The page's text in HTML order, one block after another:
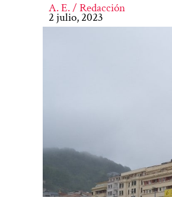
A. E. / Redacción
2 julio, 2023